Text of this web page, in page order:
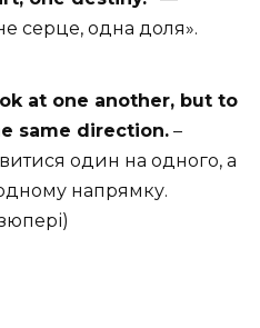
серце, одна доля».
at one another, but to
same direction. –
один на одного, а
напрямку.